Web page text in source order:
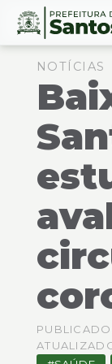
Ir
conteúdo
rodapé
Conteúdo
NOTÍCIAS